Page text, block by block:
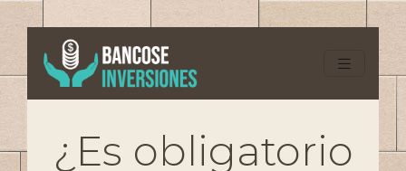
¿Es obligatorio